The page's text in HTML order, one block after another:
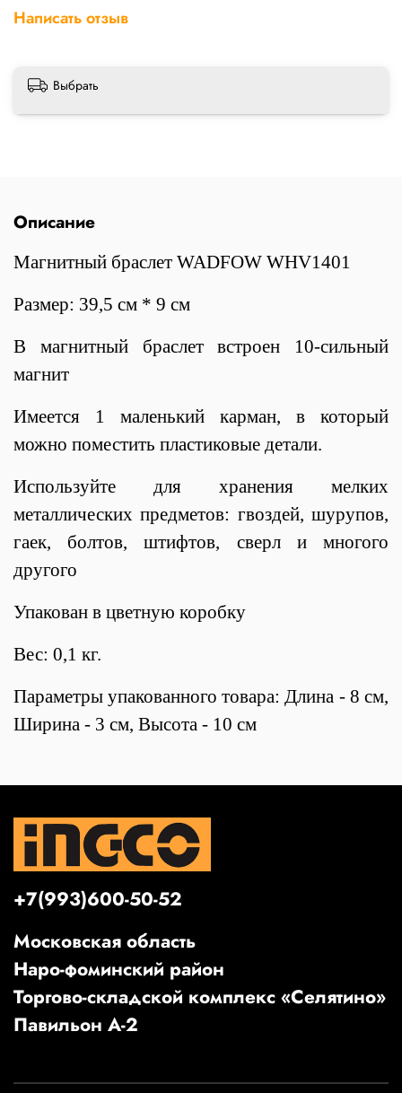
Написать отзыв
Выбрать
Описание
Магнитный браслет WADFOW WHV1401
Размер: 39,5 см * 9 см
В магнитный браслет встроен 10-сильный
магнит
Имеется 1 маленький карман, в который
можно поместить пластиковые детали.
Используйте для хранения мелких
металлических предметов: гвоздей, шурупов,
гаек, болтов, штифтов, сверл и многого
другого
Упакован в цветную коробку
Вес: 0,1 кг.
Параметры упакованного товара: Длина - 8 см,
Ширина - 3 см, Высота - 10 см
+7(993)600-50-52
Московская область
Наро-фоминский район
Торгово-складской комплекс «Селятино»
Павильон А-2